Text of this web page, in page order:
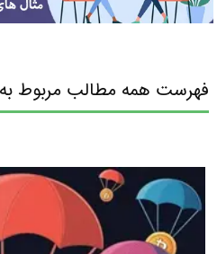
فهرست همه مطالب مربوط به